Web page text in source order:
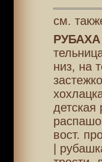
см.
РУБАХА
низ, на
детская
вост.
|